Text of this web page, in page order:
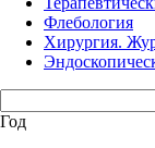
Флебология
Хирургия.
Год